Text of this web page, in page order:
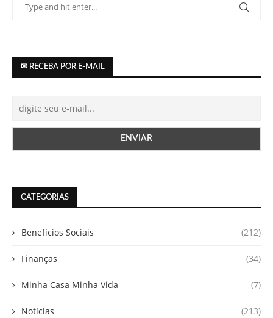
✉ RECEBA POR E-MAIL
CATEGORIAS
Benefícios Sociais (212)
Finanças (34)
Minha Casa Minha Vida (7)
Notícias (213)